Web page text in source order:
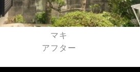
マキ
アフター